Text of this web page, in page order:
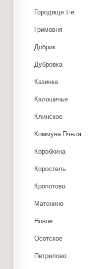
Городище 1-е
Гримовня
Добрик
Дубровка
Казинка
Калошичье
Клинское
Коммуна Пчела
Коробкина
Коростель
Кропотово
Матенино
Новое
Осотское
Петрилово